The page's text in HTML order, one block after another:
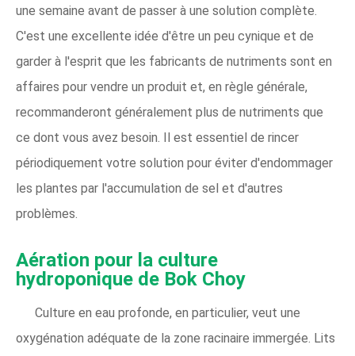
une semaine avant de passer à une solution complète.
C'est une excellente idée d'être un peu cynique et de
garder à l'esprit que les fabricants de nutriments sont en
affaires pour vendre un produit et, en règle générale,
recommanderont généralement plus de nutriments que
ce dont vous avez besoin. Il est essentiel de rincer
périodiquement votre solution pour éviter d'endommager
les plantes par l'accumulation de sel et d'autres
problèmes.
Aération pour la culture
hydroponique de Bok Choy
Culture en eau profonde, en particulier, veut une
oxygénation adéquate de la zone racinaire immergée. Lits